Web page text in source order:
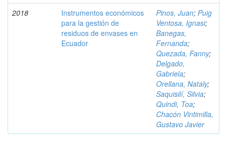
2018
Instrumentos económicos
para la gestión de
residuos de envases en
Ecuador
Pinos, Juan; Puig
Ventosa, Ignasi;
Banegas,
Fernanda;
Quezada, Fanny;
Delgado,
Gabriela;
Orellana, Nataly;
Saquisilí, Silvia;
Quindi, Toa;
Chacón Vintimilla,
Gustavo Javier